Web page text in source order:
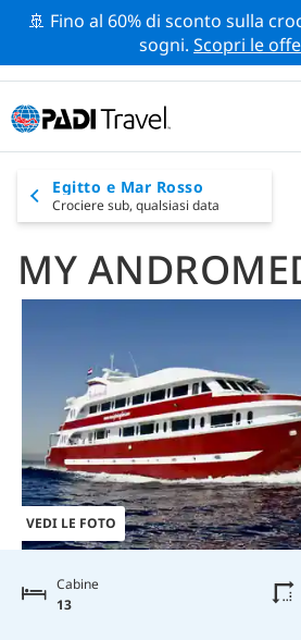
🚢 Fino al 60% di sconto sulla
sogni.Scopri le
Egitto e Mar Rosso
Crociere sub, qualsiasi data
MY
VEDI LE FOTO
Cabine
13